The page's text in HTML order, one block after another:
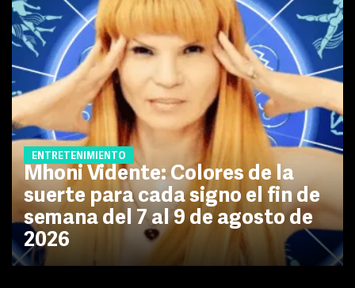
ENTRETENIMIENTO
Mhoni Vidente: Colores de la
suerte para cada signo el fin de
semana del 7 al 9 de agosto de
2026